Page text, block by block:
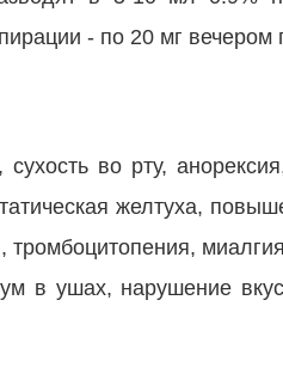
- по 20 мг
во рту,
желтуха,
тромбоцитопения,
в ушах, нарушение